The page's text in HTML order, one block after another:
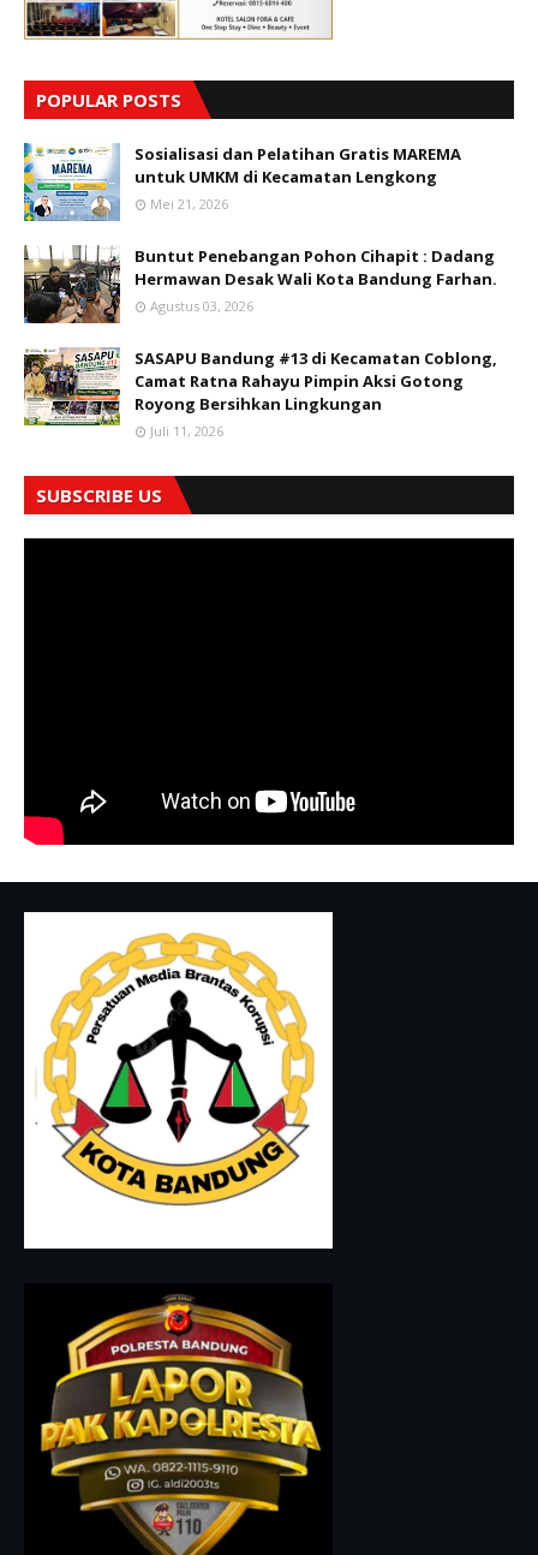
POPULAR POSTS
Sosialisasi dan Pelatihan Gratis MAREMA
untuk UMKM di Kecamatan Lengkong
Mei 21, 2026
Buntut Penebangan Pohon Cihapit : Dadang
Hermawan Desak Wali Kota Bandung Farhan.
Agustus 03, 2026
SASAPU Bandung #13 di Kecamatan Coblong,
Camat Ratna Rahayu Pimpin Aksi Gotong
Royong Bersihkan Lingkungan
Juli 11, 2026
SUBSCRIBE US